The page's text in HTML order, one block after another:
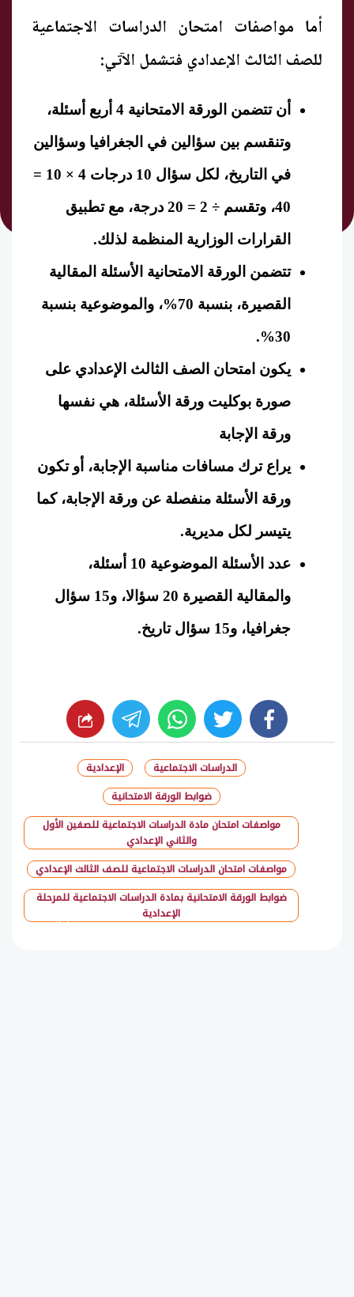
أما مواصفات امتحان الدراسات الاجتماعية
للصف الثالث الإعدادي فتشمل الآتي:
أن تتضمن الورقة الامتحانية 4 أربع أسئلة،
وتنقسم بين سؤالين في الجغرافيا وسؤالين
في التاريخ، لكل سؤال 10 درجات 4 × 10 =
40، وتقسم ÷ 2 = 20 درجة، مع تطبيق
القرارات الوزارية المنظمة لذلك.
تتضمن الورقة الامتحانية الأسئلة المقالية
القصيرة، بنسبة 70%، والموضوعية بنسبة
30%.
يكون امتحان الصف الثالث الإعدادي على
صورة بوكليت ورقة الأسئلة، هي نفسها
ورقة الإجابة
يراع ترك مسافات مناسبة الإجابة، أو تكون
ورقة الأسئلة منفصلة عن ورقة الإجابة، كما
يتيسر لكل مديرية.
عدد الأسئلة الموضوعية 10 أسئلة،
والمقالية القصيرة 20 سؤالا، و15 سؤال
جغرافيا، و15 سؤال تاريخ.
facebook
twitter
whats
شارك
الدراسات الاجتماعية
الإعدادية
ضوابط الورقة الامتحانية
مواصفات امتحان مادة الدراسات الاجتماعية للصفين الأول
والثاني الإعدادي
مواصفات امتحان الدراسات الاجتماعية للصف الثالث الإعدادي
ضوابط الورقة الامتحانية بمادة الدراسات الاجتماعية للمرحلة
الإعدادية